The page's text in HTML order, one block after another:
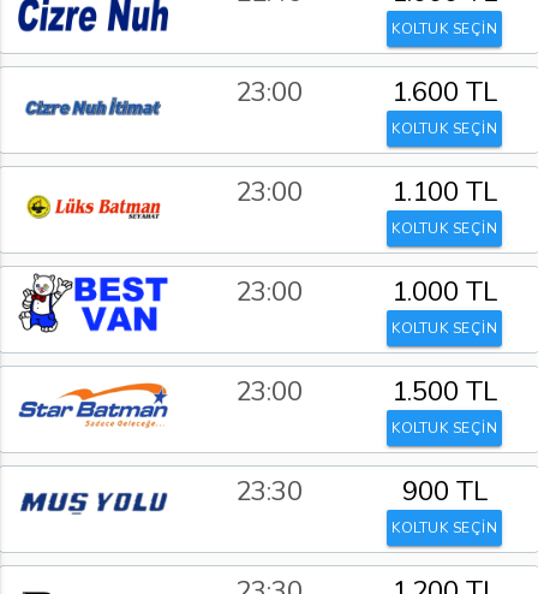
KOLTUK SEÇİN
23:00 1.600 TL
KOLTUK SEÇİN
23:00 1.100 TL
KOLTUK SEÇİN
23:00 1.000 TL
KOLTUK SEÇİN
23:00 1.500 TL
KOLTUK SEÇİN
23:30 900 TL
KOLTUK SEÇİN